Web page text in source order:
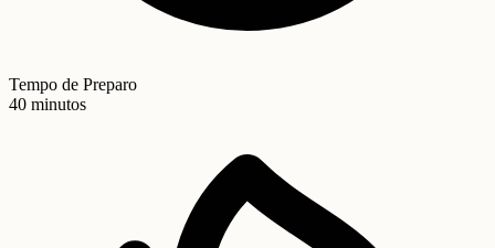
Tempo de Preparo
40 minutos